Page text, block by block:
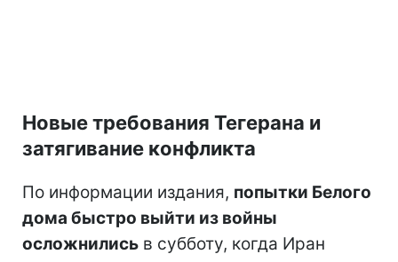
Новые требования Тегерана и
затягивание конфликта
По информации издания, попытки Белого
дома быстро выйти из войны
осложнились в субботу, когда Иран